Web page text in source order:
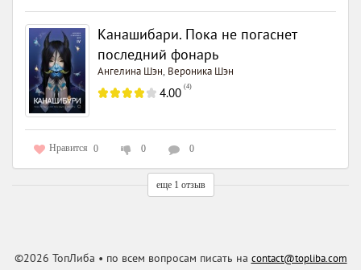
Канашибари. Пока не погаснет
последний фонарь
Ангелина Шэн, Вероника Шэн
4.00 (4)
Нравится 0 0 0
еще 1 отзыв
©2026 ТопЛиба • по всем вопросам писать на contact@topliba.com